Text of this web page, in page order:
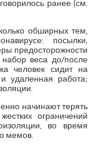
ранее (см.
обширных тем,
посылки,
предосторожности
веса до/после
человек сидит на
удаленная работа;
начинают терять
ограничений
во время
мемов.